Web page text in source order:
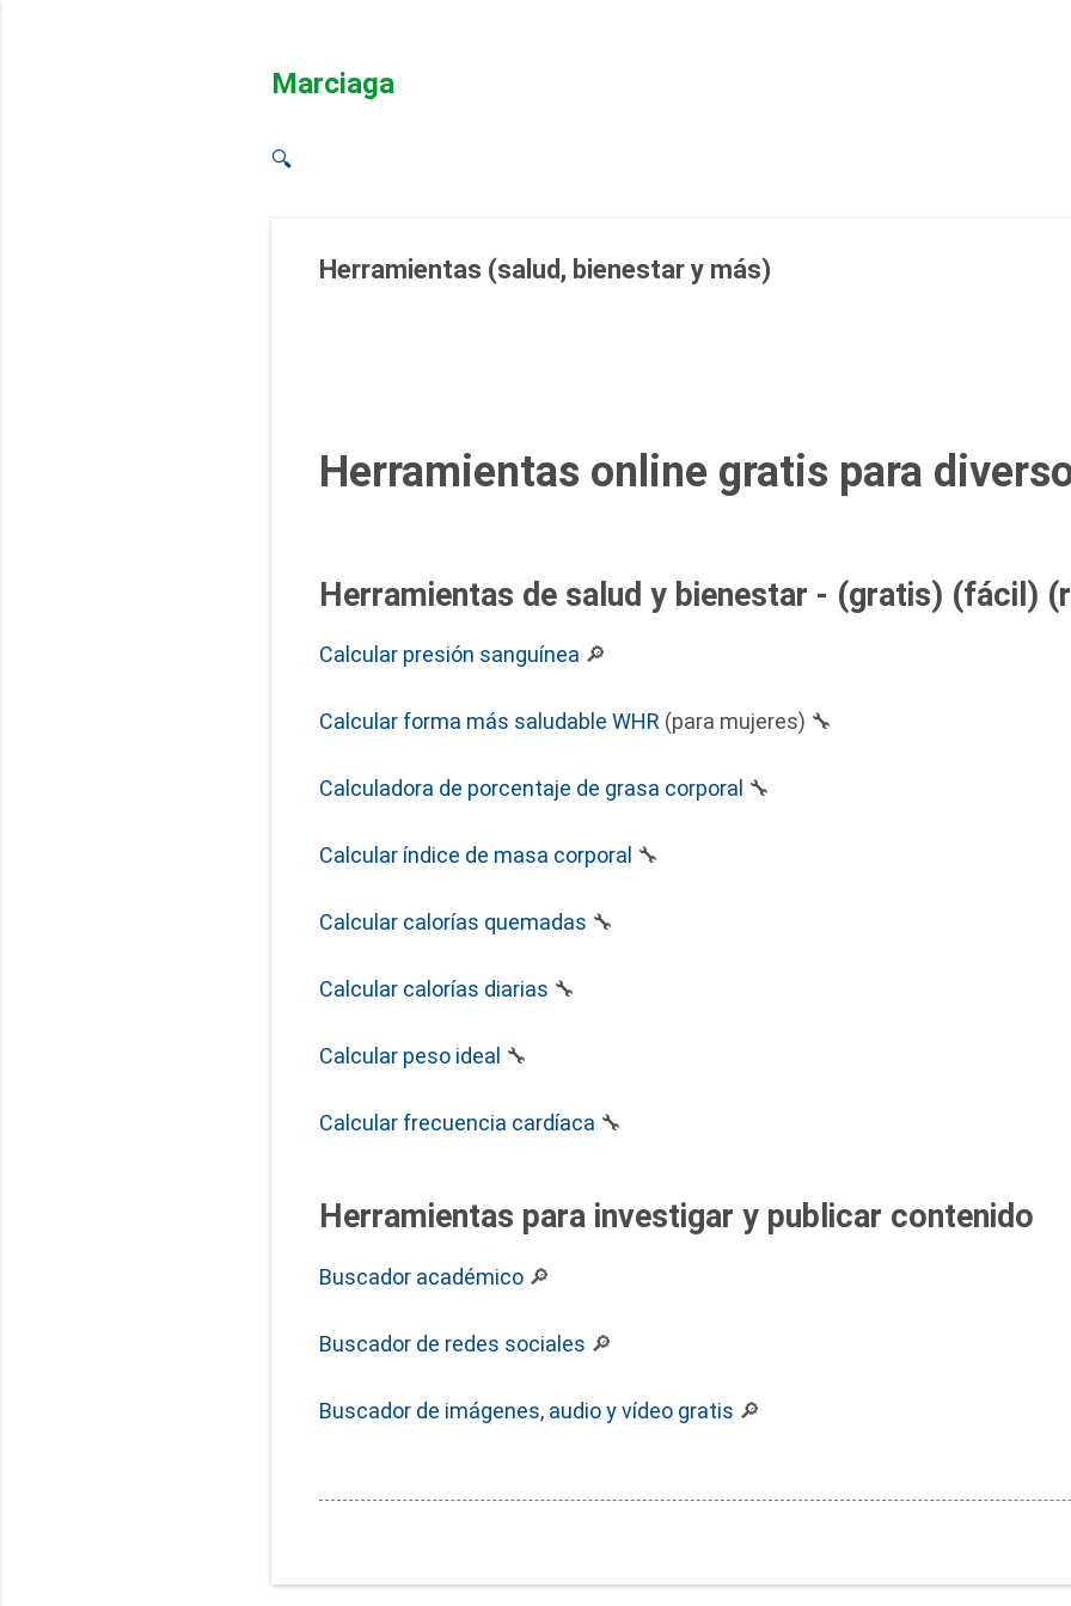
Marciaga
🔍
Herramientas (salud, bienestar y más)
Herramientas online gratis para
Herramientas de salud y bienestar - (gratis) (fácil)
Calcular presión sanguínea 🔎
Calcular forma más saludable WHR (para mujeres) 🔧
Calculadora de porcentaje de grasa corporal 🔧
Calcular índice de masa corporal 🔧
Calcular calorías quemadas 🔧
Calcular calorías diarias 🔧
Calcular peso ideal 🔧
Calcular frecuencia cardíaca 🔧
Herramientas para investigar y publicar contenido
Buscador académico 🔎
Buscador de redes sociales 🔎
Buscador de imágenes, audio y vídeo gratis 🔎